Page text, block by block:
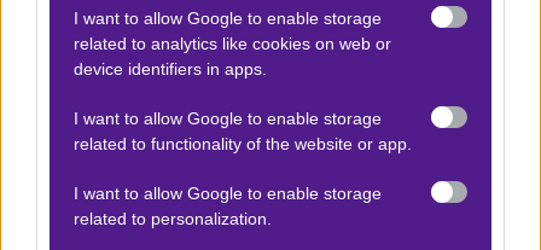
I want to allow Google to enable storage
related to analytics like cookies on web or
device identifiers in apps.
I want to allow Google to enable storage
related to functionality of the website or app.
I want to allow Google to enable storage
related to personalization.
1.87
Αποτέλεσμα: 0-1 / 0-4